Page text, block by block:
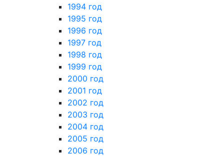
1994 год
1995 год
1996 год
1997 год
1998 год
1999 год
2000 год
2001 год
2002 год
2003 год
2004 год
2005 год
2006 год